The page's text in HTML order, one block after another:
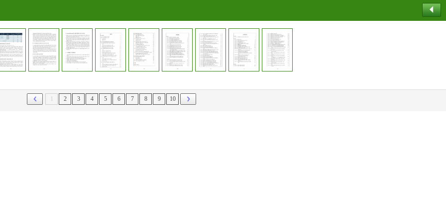
2 3 4 5 6 7 8 9 10